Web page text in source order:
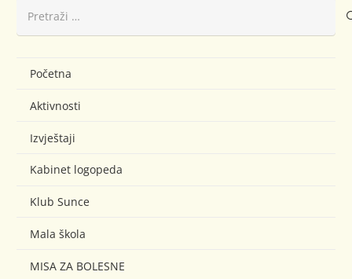
Početna
Aktivnosti
Izvještaji
Kabinet logopeda
Klub Sunce
Mala škola
MISA ZA BOLESNE